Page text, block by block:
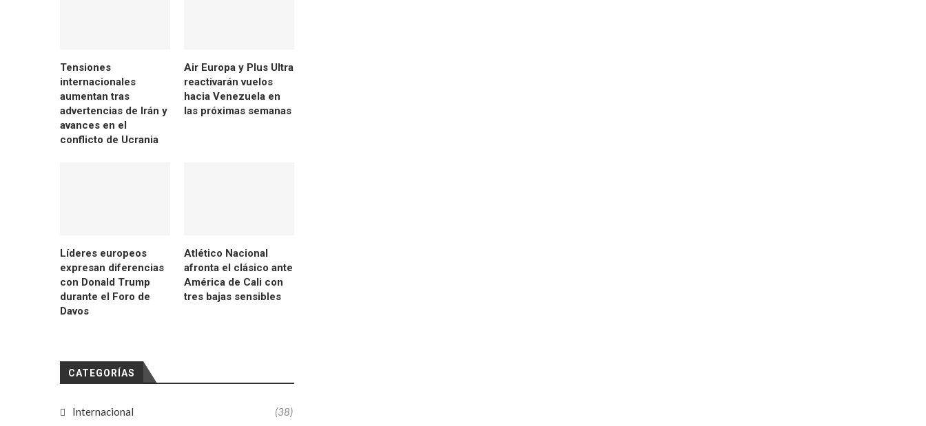
Tensiones
internacionales
aumentan tras
advertencias de Irán y
avances en el
conflicto de Ucrania
Air Europa y Plus Ultra
reactivarán vuelos
hacia Venezuela en
las próximas semanas
Líderes europeos
expresan diferencias
con Donald Trump
durante el Foro de
Davos
Atlético Nacional
afronta el clásico ante
América de Cali con
tres bajas sensibles
CATEGORÍAS
Internacional (38)